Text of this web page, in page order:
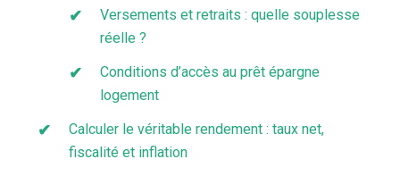
Versements et retraits : quelle souplesse
réelle ?
Conditions d’accès au prêt épargne
logement
Calculer le véritable rendement : taux net,
fiscalité et inflation